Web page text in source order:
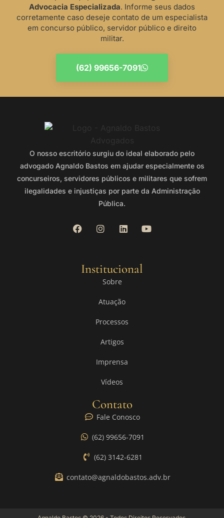
Advocacia Especializada. Informe seus dados
corretamente caso deseje contato de um especialista
em concurso público, servidor público e direito
militar.
(62) 99656-7091
O nosso escritório surgiu do ideal elaborado pelo
advogado Agnaldo Bastos em ajudar especialmente os
concurseiros, servidores públicos e militares que sofrem
ilegalidades e injustiças por parte da Administração
Pública.
Institucional
Sobre
Atuação
Processos
Artigos
Imprensa
Vídeos
Contato
Fale Conosco
(62) 99656-7091
(62) 3142-6281
contato@agnaldobastos.adv.br